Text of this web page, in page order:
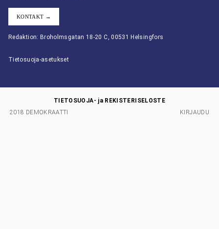
KONTAKT →
Redaktion: Broholmsgatan 18-20 C, 00531 Helsingfors
Tietosuoja-asetukset
2018 DEMOKRAATTI
TIETOSUOJA- ja REKISTERISELOSTE
KIRJAUDU